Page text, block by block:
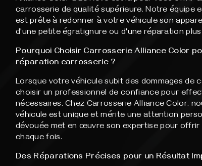
carrosserie de qualité supérieure. Notre équipe
est prête à redonner à votre véhicule son
d'une petite égratignure ou d'une réparation
Pourquoi Choisir Carrosserie Alliance Color
réparation carrosserie ?
Lorsque votre véhicule subit des dommages de
choisir un professionnel de confiance pour
nécessaires. Chez Carrosserie Alliance Color,
véhicule est unique et mérite une attention
dévouée met en œuvre son expertise pour offrir
chaque fois.
Des Réparations Précises pour un Résultat